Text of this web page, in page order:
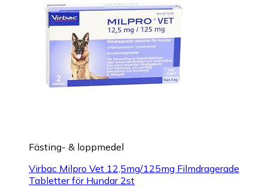
Fästing- & loppmedel
Virbac Milpro Vet 12,5mg/125mg Filmdragerade
Tabletter för Hundar 2st